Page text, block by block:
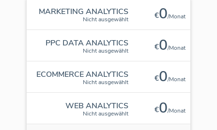
MARKETING ANALYTICS
Nicht ausgewählt €0/Monat
PPC DATA ANALYTICS
Nicht ausgewählt €0/Monat
ECOMMERCE ANALYTICS
Nicht ausgewählt €0/Monat
WEB ANALYTICS
Nicht ausgewählt €0/Monat